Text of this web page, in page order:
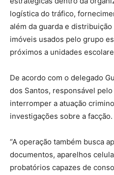
logística do tráfico,
além da guarda e
imóveis usados pelo grupo
próximos a unidades
De acordo com o delegado
dos Santos, responsável
interromper a atuação
investigações sobre a facção.
“A operação também busca
documentos, aparelhos
probatórios capazes de